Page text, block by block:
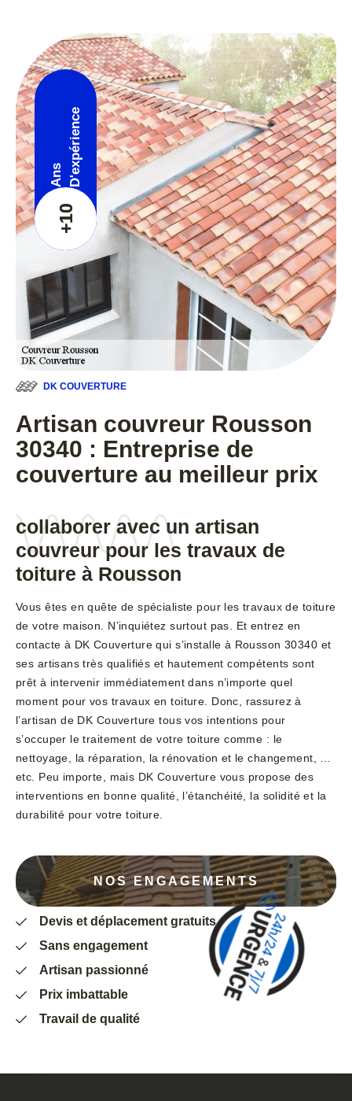
+10
Ans D'expérience
DK COUVERTURE
Artisan couvreur Rousson
30340 : Entreprise de
couverture au meilleur prix
collaborer avec un artisan
couvreur pour les travaux de
toiture à Rousson
Vous êtes en quête de spécialiste pour les travaux de toiture
de votre maison. N’inquiétez surtout pas. Et entrez en
contacte à DK Couverture qui s’installe à Rousson 30340 et
ses artisans très qualifiés et hautement compétents sont
prêt à intervenir immédiatement dans n’importe quel
moment pour vos travaux en toiture. Donc, rassurez à
l’artisan de DK Couverture tous vos intentions pour
s’occuper le traitement de votre toiture comme : le
nettoyage, la réparation, la rénovation et le changement, …
etc. Peu importe, mais DK Couverture vous propose des
interventions en bonne qualité, l’étanchéité, la solidité et la
durabilité pour votre toiture.
NOS ENGAGEMENTS
Devis et déplacement gratuits
Sans engagement
Artisan passionné
Prix imbattable
Travail de qualité